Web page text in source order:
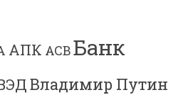
АПК АСВБанк
Владимир Путин